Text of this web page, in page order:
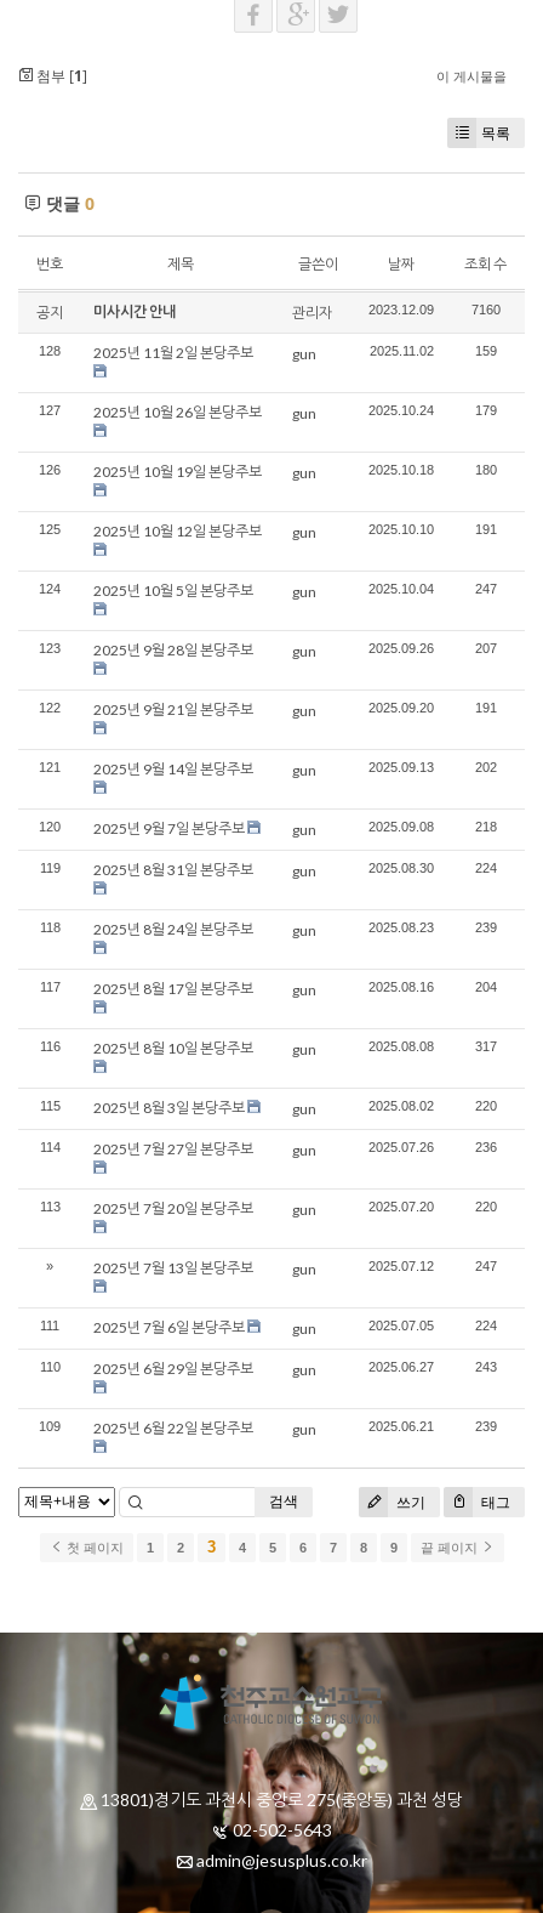
첨부 [1] 이 게시물을
목록
댓글 0
번호 제목 글쓴이 날짜 조회 수
공지 미사시간 안내 관리자 2023.12.09 7160
128 2025년 11월 2일 본당주보 gun 2025.11.02 159
127 2025년 10월 26일 본당주보 gun 2025.10.24 179
126 2025년 10월 19일 본당주보 gun 2025.10.18 180
125 2025년 10월 12일 본당주보 gun 2025.10.10 191
124 2025년 10월 5일 본당주보 gun 2025.10.04 247
123 2025년 9월 28일 본당주보 gun 2025.09.26 207
122 2025년 9월 21일 본당주보 gun 2025.09.20 191
121 2025년 9월 14일 본당주보 gun 2025.09.13 202
120 2025년 9월 7일 본당주보 gun 2025.09.08 218
119 2025년 8월 31일 본당주보 gun 2025.08.30 224
118 2025년 8월 24일 본당주보 gun 2025.08.23 239
117 2025년 8월 17일 본당주보 gun 2025.08.16 204
116 2025년 8월 10일 본당주보 gun 2025.08.08 317
115 2025년 8월 3일 본당주보 gun 2025.08.02 220
114 2025년 7월 27일 본당주보 gun 2025.07.26 236
113 2025년 7월 20일 본당주보 gun 2025.07.20 220
» 2025년 7월 13일 본당주보 gun 2025.07.12 247
111 2025년 7월 6일 본당주보 gun 2025.07.05 224
110 2025년 6월 29일 본당주보 gun 2025.06.27 243
109 2025년 6월 22일 본당주보 gun 2025.06.21 239
쓰기 태그
검색
첫 페이지 1 2 3 4 5 6 7 8 9 끝 페이지
13801)경기도 과천시 중앙로 275(중앙동) 과천 성당
02-502-5643
admin@jesusplus.co.kr